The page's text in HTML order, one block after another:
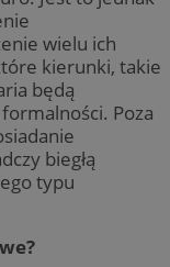
wielu ich
kierunki, takie
będą
Poza
biegłą
typu